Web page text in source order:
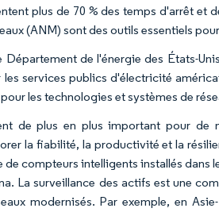
plus de 70 % des temps d'arrêt et
(ANM) sont des outils essentiels
Département de l'énergie des États-
services publics d'électricité
les technologies et systèmes de
de plus en plus important pour de
la fiabilité, la productivité et la
de compteurs intelligents installés dans
La surveillance des actifs est une
modernisés. Par exemple, en